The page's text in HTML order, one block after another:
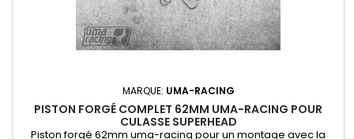
MARQUE: UMA-RACING
PISTON FORGÉ COMPLET 62MM UMA-RACING POUR
CULASSE SUPERHEAD
Piston forgé 62mm uma-racing pour un montage avec la